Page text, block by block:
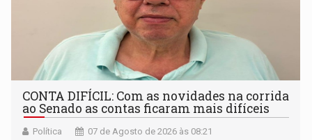
CONTA DIFÍCIL: Com as novidades na corrida
ao Senado as contas ficaram mais difíceis
Política 07 de Agosto de 2026 às 08:21